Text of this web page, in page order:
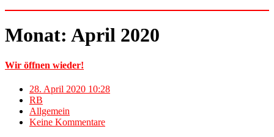
Monat: April 2020
Wir öffnen wieder!
28. April 2020 10:28
RB
Allgemein
Keine Kommentare